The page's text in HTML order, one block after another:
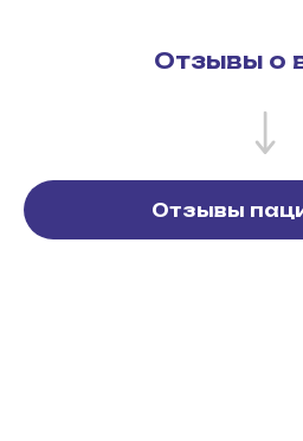
Отзывы о
Отзывы